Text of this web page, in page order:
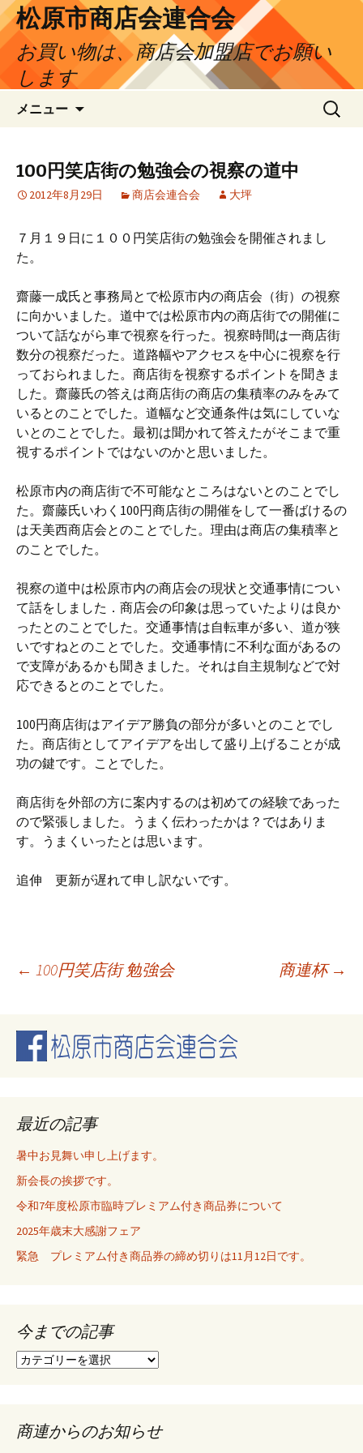
松原市商店会連合会
お買い物は、商店会加盟店でお願い
します
メニュー
ン
ツ
へ
キ
検
索:
100円笑店街の勉強会の視察の道中
2012年8月29日 商店会連合会 大坪
７月１９日に１００円笑店街の勉強会を開催されまし
た。
齋藤一成氏と事務局とで松原市内の商店会（街）の視察
に向かいました。道中では松原市内の商店街での開催に
ついて話ながら車で視察を行った。視察時間は一商店街
数分の視察だった。道路幅やアクセスを中心に視察を行
っておられました。商店街を視察するポイントを聞きま
した。齋藤氏の答えは商店街の商店の集積率のみをみて
いるとのことでした。道幅など交通条件は気にしていな
いとのことでした。最初は聞かれて答えたがそこまで重
視するポイントではないのかと思いました。
松原市内の商店街で不可能なところはないとのことでし
た。齋藤氏いわく100円商店街の開催をして一番ばけるの
は天美西商店会とのことでした。理由は商店の集積率と
のことでした。
視察の道中は松原市内の商店会の現状と交通事情につい
て話をしました．商店会の印象は思っていたよりは良か
ったとのことでした。交通事情は自転車が多い、道が狭
いですねとのことでした。交通事情に不利な面があるの
で支障があるかも聞きました。それは自主規制などで対
応できるとのことでした。
100円商店街はアイデア勝負の部分が多いとのことでし
た。商店街としてアイデアを出して盛り上げることが成
功の鍵です。ことでした。
商店街を外部の方に案内するのは初めての経験であった
ので緊張しました。うまく伝わったかは？ではありま
す。うまくいったとは思います。
追伸 更新が遅れて申し訳ないです。
投
稿
ビ
ゲ
ー
ョ
ン
← 100円笑店街 勉強会 商連杯 →
最近の記事
暑中お見舞い申し上げます。
新会長の挨拶です。
令和7年度松原市臨時プレミアム付き商品券について
2025年歳末大感謝フェア
緊急 プレミアム付き商品券の締め切りは11月12日です。
今までの記事
今
記
事
商連からのお知らせ